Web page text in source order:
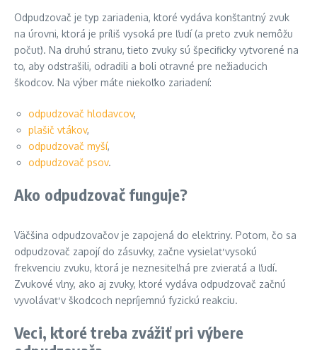
Odpudzovač je typ zariadenia, ktoré vydáva konštantný zvuk
na úrovni, ktorá je príliš vysoká pre ľudí (a preto zvuk nemôžu
počuť). Na druhú stranu, tieto zvuky sú špecificky vytvorené na
to, aby odstrašili, odradili a boli otravné pre nežiaducich
škodcov. Na výber máte niekoľko zariadení:
odpudzovač hlodavcov,
plašič vtákov,
odpudzovač myší,
odpudzovač psov.
Ako odpudzovač funguje?
Väčšina odpudzovačov je zapojená do elektriny. Potom, čo sa
odpudzovač zapojí do zásuvky, začne vysielať vysokú
frekvenciu zvuku, ktorá je neznesiteľná pre zvieratá a ľudí.
Zvukové vlny, ako aj zvuky, ktoré vydáva odpudzovač začnú
vyvolávať v škodcoch nepríjemnú fyzickú reakciu.
Veci, ktoré treba zvážiť pri výbere